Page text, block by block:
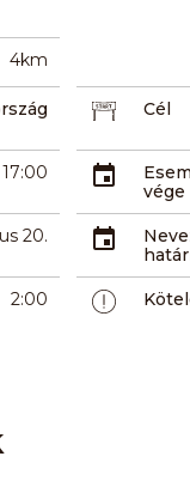
4km
Cél
vége
20.
2:00